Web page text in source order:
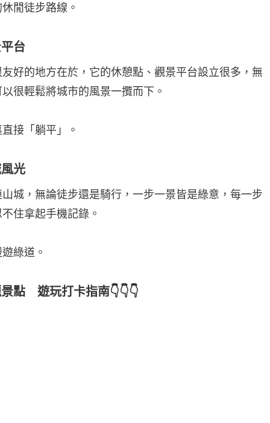
閒徒步路線。
台
好的地方在於，它的休憩點、觀景平台設立很多，無
很輕鬆將城市的風景一攬而下。
接「躺平」。
光
城，無論徒步還是騎行，一步一景皆是綠意，每一步
住拿起手機記錄。
綠道。
點 遊玩打卡指南👇👇👇